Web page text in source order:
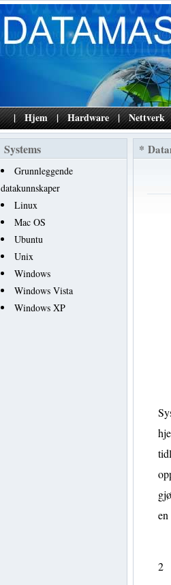
| Hjem | Hardware | Nettverk
Systems
Grunnleggende
datakunnskaper
Linux
Mac OS
Ubuntu
Unix
Windows
Windows Vista
Windows XP
*
en
2